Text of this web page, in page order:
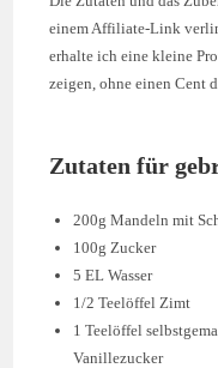
einem Affiliate-Link
erhalte ich eine kleine
zeigen, ohne einen Cent
Zutaten für
200g Mandeln mit
100g Zucker
5 EL Wasser
1/2 Teelöffel Zimt
1 Teelöffel
Vanillezucker